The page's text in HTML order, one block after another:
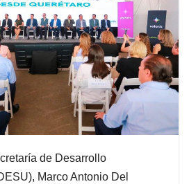
de Desarrollo
Marco Antonio Del